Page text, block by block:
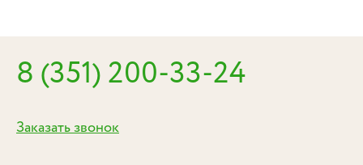
8 (351) 200-33-24
Заказать звонок